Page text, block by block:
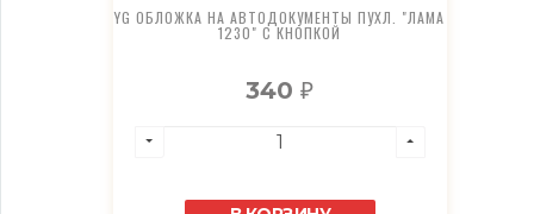
YG ОБЛОЖКА НА АВТОДОКУМЕНТЫ ПУХЛ. "ЛАМА
1230" С КНОПКОЙ
340₽